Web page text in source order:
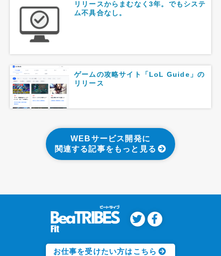
リリースからまむなく3年。でもシステ
ム不具合なし。
ゲームの攻略サイト「LoL Guide」の
リリース
WEBサービス開発に
関連する記事をもっと見る
お仕事を受けたい方はこちら